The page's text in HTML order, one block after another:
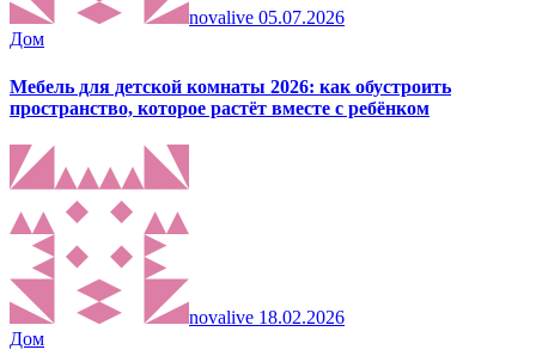
novalive 05.07.2026
Дом
Мебель для детской комнаты 2026: как обустроить
пространство, которое растёт вместе с ребёнком
novalive 18.02.2026
Дом